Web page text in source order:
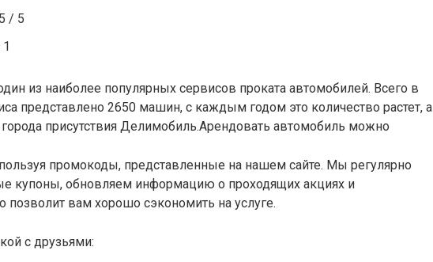
/ 5
из наиболее популярных сервисов проката автомобилей. Всего в
представлено 2650 машин, с каждым годом это количество растет, а
присутствия Делимобиль.Арендовать автомобиль можно
промокоды, представленные на нашем сайте. Мы регулярно
купоны, обновляем информацию о проходящих акциях и
позволит вам хорошо сэкономить на услуге.
с друзьями: